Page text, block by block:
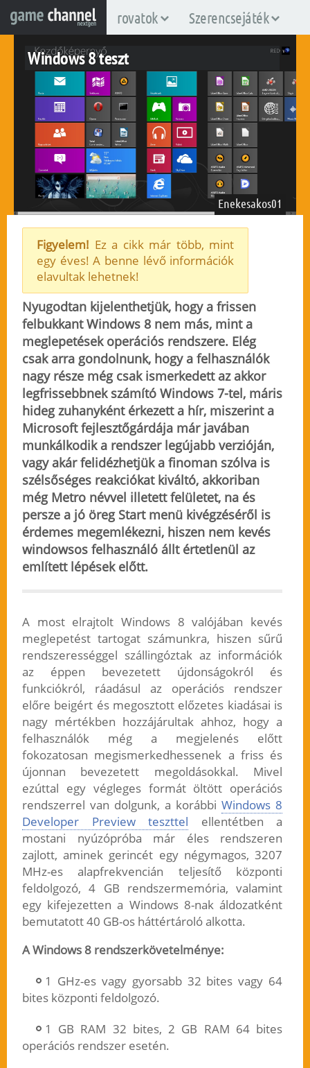
rovatok Szerencsejáték
Windows 8 teszt
windows
Enekesakos01
Figyelem! Ez a cikk már több, mint
egy éves! A benne lévő információk
elavultak lehetnek!
Nyugodtan kijelenthetjük, hogy a frissen
felbukkant Windows 8 nem más, mint a
meglepetések operációs rendszere. Elég
csak arra gondolnunk, hogy a felhasználók
nagy része még csak ismerkedett az akkor
legfrissebbnek számító Windows 7-tel, máris
hideg zuhanyként érkezett a hír, miszerint a
Microsoft fejlesztőgárdája már javában
munkálkodik a rendszer legújabb verzióján,
vagy akár felidézhetjük a finoman szólva is
szélsőséges reakciókat kiváltó, akkoriban
még Metro névvel illetett felületet, na és
persze a jó öreg Start menü kivégzéséről is
érdemes megemlékezni, hiszen nem kevés
windowsos felhasználó állt értetlenül az
említett lépések előtt.
A most elrajtolt Windows 8 valójában kevés
meglepetést tartogat számunkra, hiszen sűrű
rendszerességgel szállingóztak az információk
az éppen bevezetett újdonságokról és
funkciókról, ráadásul az operációs rendszer
előre beigért és megosztott előzetes kiadásai is
nagy mértékben hozzájárultak ahhoz, hogy a
felhasználók még a megjelenés előtt
fokozatosan megismerkedhessenek a friss és
újonnan bevezetett megoldásokkal. Mivel
ezúttal egy végleges formát öltött operációs
rendszerrel van dolgunk, a korábbiWindows 8
Developer Preview teszttel ellentétben a
mostani nyúzópróba már éles rendszeren
zajlott, aminek gerincét egy négymagos, 3207
MHz-es alapfrekvencián teljesítő központi
feldolgozó, 4 GB rendszermemória, valamint
egy kifejezetten a Windows 8-nak áldozatként
bemutatott 40 GB-os háttértároló alkotta.
A Windows 8 rendszerkövetelménye:
1 GHz-es vagy gyorsabb 32 bites vagy 64
bites központi feldolgozó.
1 GB RAM 32 bites, 2 GB RAM 64 bites
operációs rendszer esetén.